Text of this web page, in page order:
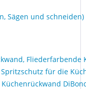
Sägen und schneiden)
Fliederfarbende
für die